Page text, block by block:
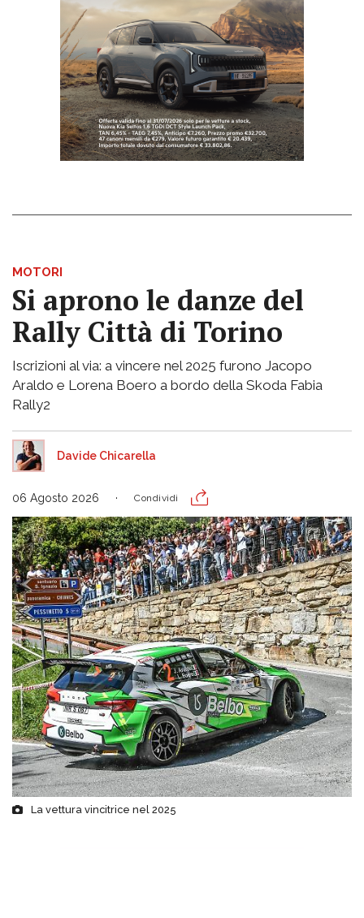
MOTORI
Si aprono le danze del
Rally Città di Torino
Iscrizioni al via: a vincere nel 2025 furono Jacopo
Araldo e Lorena Boero a bordo della Skoda Fabia
Rally2
Davide Chicarella
06 Agosto 2026 Condividi
La vettura vincitrice nel 2025